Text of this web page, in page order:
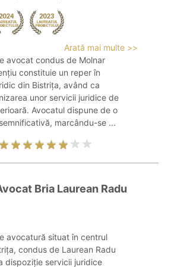
Arată mai multe >>
avocat condus de Molnar
constituie un reper în
din Bistrița, având ca
unor servicii juridice de
Avocatul dispune de o
marcându-se ...
Bria Laurean Radu
avocatură situat în centrul
condus de Laurean Radu
dispoziție servicii juridice